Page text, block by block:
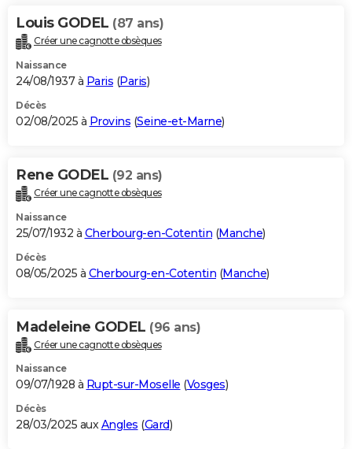
Louis GODEL (87 ans)
Créer une cagnotte obsèques
Naissance
24/08/1937 à Paris (Paris)
Décès
02/08/2025 à Provins (Seine-et-Marne)
Rene GODEL (92 ans)
Créer une cagnotte obsèques
Naissance
25/07/1932 à Cherbourg-en-Cotentin (Manche)
Décès
08/05/2025 à Cherbourg-en-Cotentin (Manche)
Madeleine GODEL (96 ans)
Créer une cagnotte obsèques
Naissance
09/07/1928 à Rupt-sur-Moselle (Vosges)
Décès
28/03/2025 auxAngles (Gard)